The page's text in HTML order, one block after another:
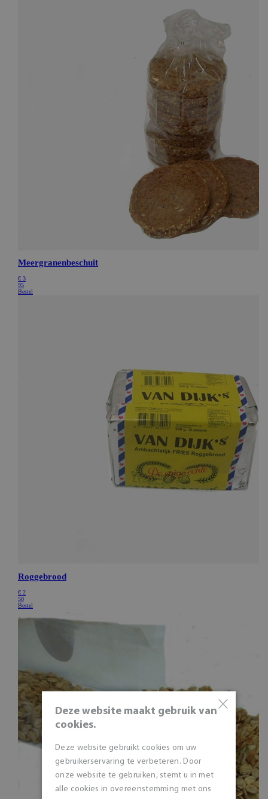
×
Deze website maakt gebruik van
cookies.
Deze website gebruikt cookies om uw
gebruikerservaring te verbeteren. Door
onze website te gebruiken, stemt u in met
alle cookies in overeenstemming met ons